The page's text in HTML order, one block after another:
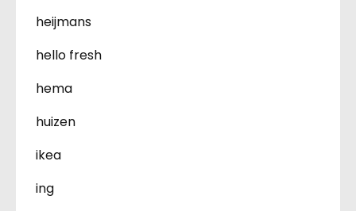
heijmans
hello fresh
hema
huizen
ikea
ing